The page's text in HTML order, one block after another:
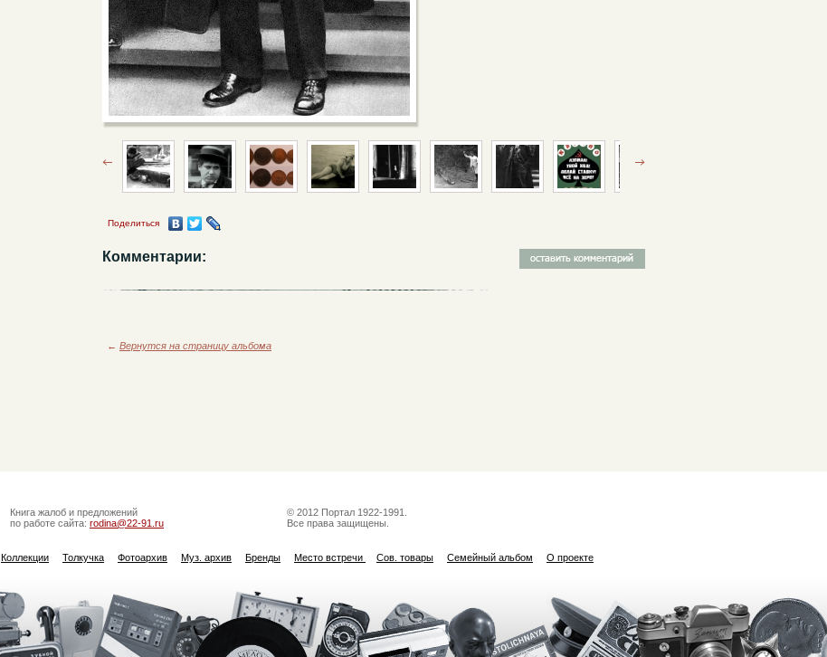
Поделиться
Комментарии:
← Вернутся на страницу альбома
Книга жалоб и предложений
по работе сайта: rodina@22-91.ru
© 2012 Портал 1922-1991.
Все права защищены.
Коллекции Толкучка Фотоархив Муз. архив Бренды Место встречи Сов. товары Семейный альбом О проекте